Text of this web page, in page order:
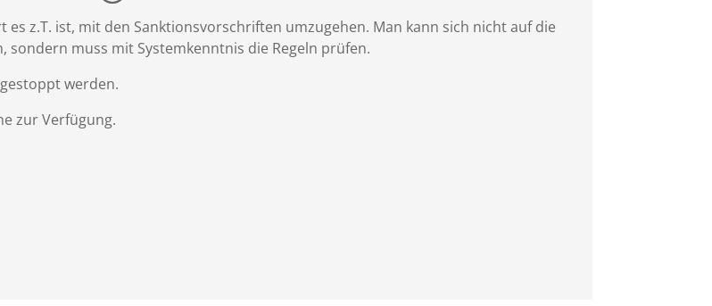
es z.T. ist, mit den Sanktionsvorschriften umzugehen. Man kann sich nicht auf die
sondern muss mit Systemkenntnis die Regeln prüfen.
werden.
zur Verfügung.